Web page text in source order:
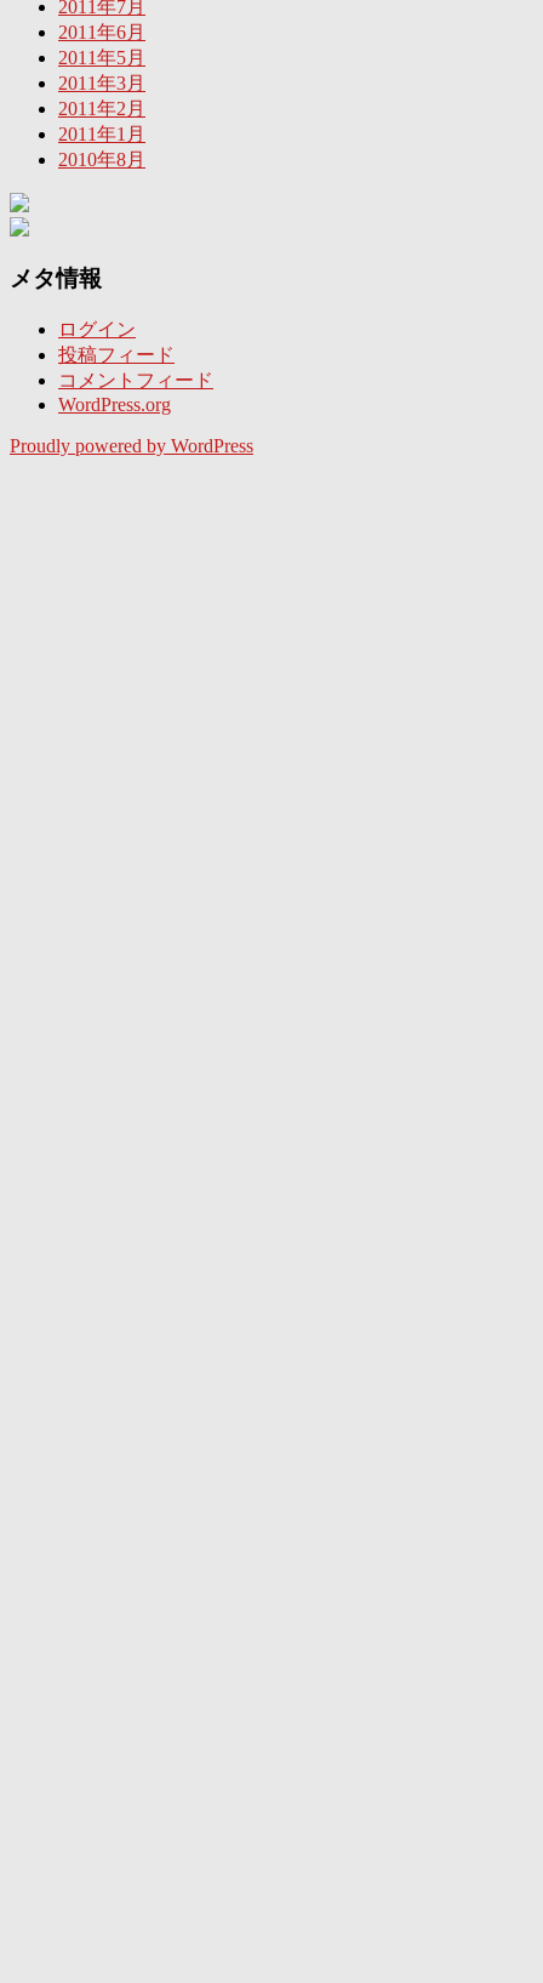
2011年7月
2011年6月
2011年5月
2011年3月
2011年2月
2011年1月
2010年8月
メタ情報
ログイン
投稿フィード
コメントフィード
WordPress.org
Proudly powered by WordPress